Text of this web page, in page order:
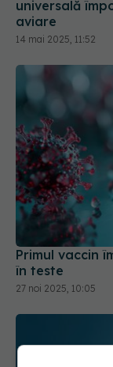
Primul vaccin
în teste
27 noi 2025, 10:05